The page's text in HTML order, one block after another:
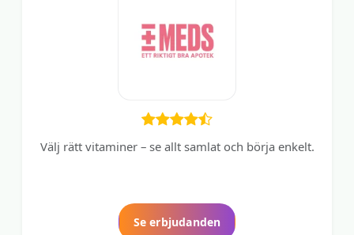
Välj rätt vitaminer – se allt samlat och börja enkelt.
Se erbjudanden